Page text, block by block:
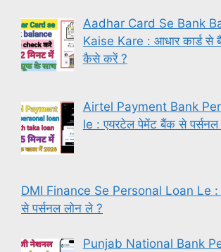
Aadhar Card Se Bank
Kaise Kare : आधार कार्ड
कैसे करें ?
Airtel Payment Bank
le : एयरटेल पेमेंट बैंक से
DMI Finance Se Personal Loan Le :
से पर्सनल लोन ले ?
Punjab National Bank